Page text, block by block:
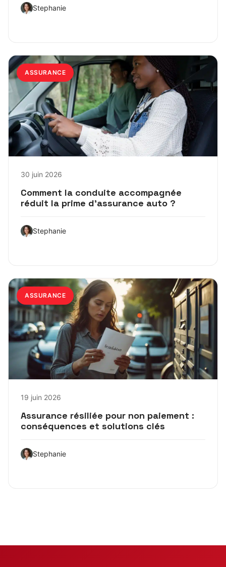
Stephanie
ASSURANCE
30 juin 2026
Comment la conduite accompagnée
réduit la prime d’assurance auto ?
Stephanie
ASSURANCE
19 juin 2026
Assurance résiliée pour non paiement :
conséquences et solutions clés
Stephanie